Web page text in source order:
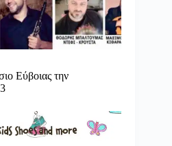
Εύβοιας την